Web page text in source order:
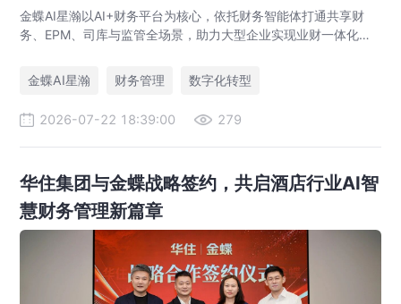
金蝶AI星瀚以AI+财务平台为核心，依托财务智能体打通共享财
务、EPM、司库与监管全场景，助力大型企业实现业财一体化与
局、华为、通威等领先企业的共同选择。
金蝶AI星瀚 财务管理 数字化转型
2026-07-22 18:39:00 279
华住集团与金蝶战略签约，共启酒店行业AI智
慧财务管理新篇章